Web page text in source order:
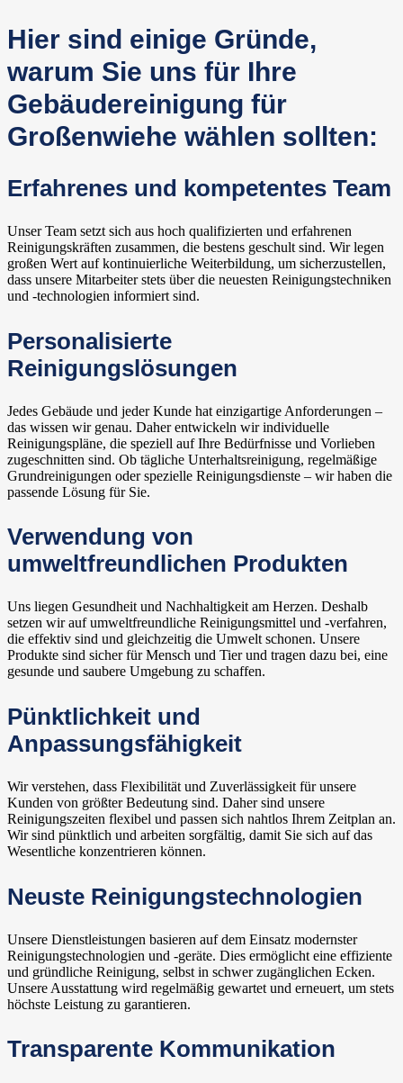
Hier sind einige Gründe,
warum Sie uns für Ihre
Gebäudereinigung für
Großenwiehe wählen sollten:
Erfahrenes und kompetentes Team
Unser Team setzt sich aus hoch qualifizierten und erfahrenen
Reinigungskräften zusammen, die bestens geschult sind. Wir legen
großen Wert auf kontinuierliche Weiterbildung, um sicherzustellen,
dass unsere Mitarbeiter stets über die neuesten Reinigungstechniken
und -technologien informiert sind.
Personalisierte
Reinigungslösungen
Jedes Gebäude und jeder Kunde hat einzigartige Anforderungen –
das wissen wir genau. Daher entwickeln wir individuelle
Reinigungspläne, die speziell auf Ihre Bedürfnisse und Vorlieben
zugeschnitten sind. Ob tägliche Unterhaltsreinigung, regelmäßige
Grundreinigungen oder spezielle Reinigungsdienste – wir haben die
passende Lösung für Sie.
Verwendung von
umweltfreundlichen Produkten
Uns liegen Gesundheit und Nachhaltigkeit am Herzen. Deshalb
setzen wir auf umweltfreundliche Reinigungsmittel und -verfahren,
die effektiv sind und gleichzeitig die Umwelt schonen. Unsere
Produkte sind sicher für Mensch und Tier und tragen dazu bei, eine
gesunde und saubere Umgebung zu schaffen.
Pünktlichkeit und
Anpassungsfähigkeit
Wir verstehen, dass Flexibilität und Zuverlässigkeit für unsere
Kunden von größter Bedeutung sind. Daher sind unsere
Reinigungszeiten flexibel und passen sich nahtlos Ihrem Zeitplan an.
Wir sind pünktlich und arbeiten sorgfältig, damit Sie sich auf das
Wesentliche konzentrieren können.
Neuste Reinigungstechnologien
Unsere Dienstleistungen basieren auf dem Einsatz modernster
Reinigungstechnologien und -geräte. Dies ermöglicht eine effiziente
und gründliche Reinigung, selbst in schwer zugänglichen Ecken.
Unsere Ausstattung wird regelmäßig gewartet und erneuert, um stets
höchste Leistung zu garantieren.
Transparente Kommunikation